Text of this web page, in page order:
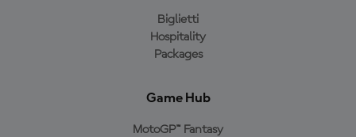
Biglietti
Hospitality
Packages
Game Hub
MotoGP™ Fantasy